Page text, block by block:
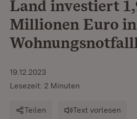
Land investiert
Millionen Euro
19.12.2023
Lesezeit: 2 Minuten
Teilen Text vorlesen